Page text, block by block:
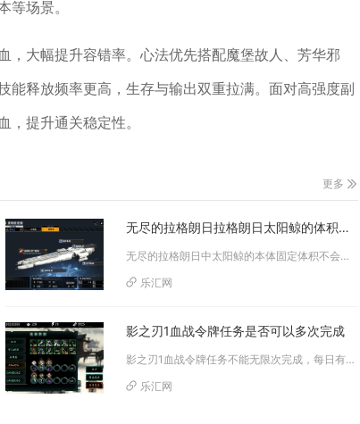
场景。
，大幅提升容错率。心法优先搭配魔堡故人、芳华邪
能释放频率更高，生存与输出双重拉满。面对高强度副
提升通关稳定性。
更多
无尽的拉格朗日拉格朗日太阳鲸的体积是否在不断增长
无尽的拉格朗日中太阳鲸的本体固定体积不会随着改造、强化、蓝图升级产生任何增长，外观模型尺寸全程保持2200米标准舰体规格...
乐汇网
影之刃1血战令牌任务是否可以多次完成
影之刃1血战令牌任务不能无限次完成，每日有固定获取上限，非VIP玩家每日仅1次，VIP玩家每日最多3次。血战令牌是进入密...
乐汇网